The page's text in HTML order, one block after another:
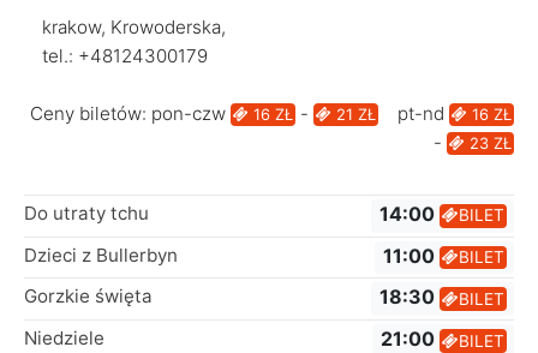
krakow, Krowoderska,
tel.: +48124300179
Ceny biletów: pon-czw 16 ZŁ - 21 ZŁ pt-nd 16 ZŁ
- 23 ZŁ
Do utraty tchu 14:00 BILET
Dzieci z Bullerbyn 11:00 BILET
Gorzkie święta 18:30 BILET
Niedziele 21:00 BILET